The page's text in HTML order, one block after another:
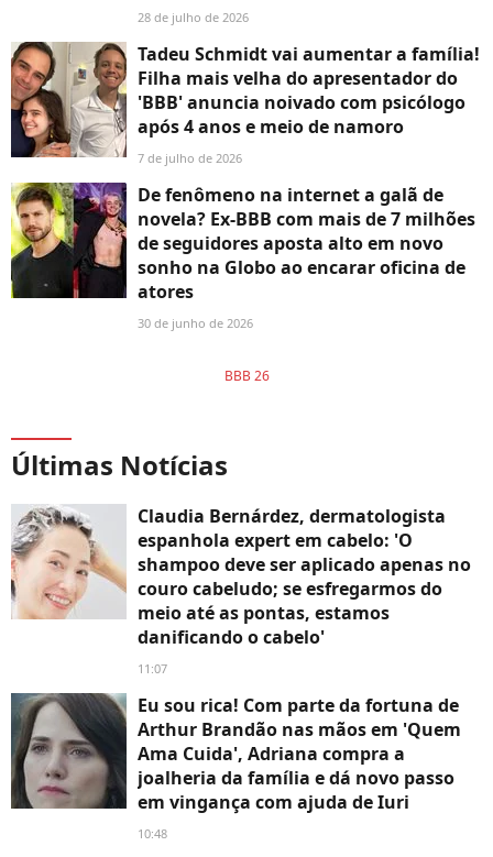
28 de julho de 2026
Tadeu Schmidt vai aumentar a família!
Filha mais velha do apresentador do
'BBB' anuncia noivado com psicólogo
após 4 anos e meio de namoro
7 de julho de 2026
De fenômeno na internet a galã de
novela? Ex-BBB com mais de 7 milhões
de seguidores aposta alto em novo
sonho na Globo ao encarar oficina de
atores
30 de junho de 2026
BBB 26
Últimas Notícias
Claudia Bernárdez, dermatologista
espanhola expert em cabelo: 'O
shampoo deve ser aplicado apenas no
couro cabeludo; se esfregarmos do
meio até as pontas, estamos
danificando o cabelo'
11:07
Eu sou rica! Com parte da fortuna de
Arthur Brandão nas mãos em 'Quem
Ama Cuida', Adriana compra a
joalheria da família e dá novo passo
em vingança com ajuda de Iuri
10:48